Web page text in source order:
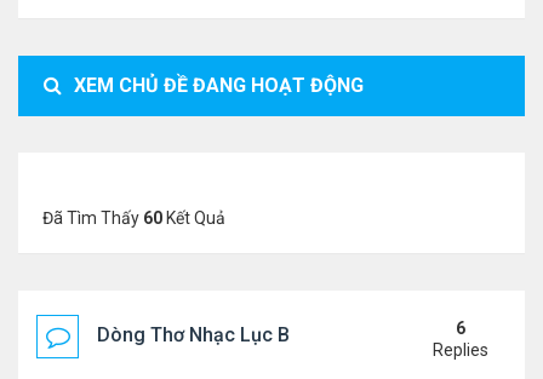
XEM CHỦ ĐỀ ĐANG HOẠT ĐỘNG
Đã Tìm Thấy 60 Kết Quả
Dòng Thơ Nhạc Lục Bát Trích Đoạn - Gõ Google:
6
Replies